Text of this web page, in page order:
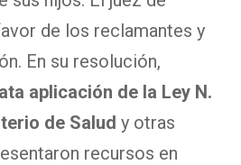
de los reclamantes y
En su resolución,
aplicación de la Ley N.
de Salud y otras
recursos en